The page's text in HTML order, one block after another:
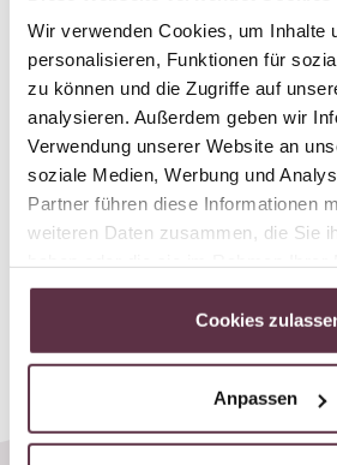
Wir verwenden Cookies, um Inhalte
personalisieren, Funktionen für
zu können und die Zugriffe auf
analysieren. Außerdem geben wir
Verwendung unserer Website an
soziale Medien, Werbung und
Partner führen diese Informationen
weiteren Daten zusammen, die Sie
gesammelt haben.
Cookies
Anpassen